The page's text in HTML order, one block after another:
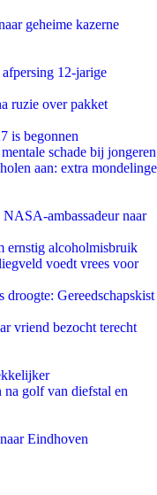
geheime kazerne
12-jarige
ruzie over pakket
is begonnen
schade bij jongeren
aan: extra mondelinge
ambassadeur naar
ernstig alcoholmisbruik
voedt vrees voor
droogte: Gereedschapskist
vriend bezocht terecht
golf van diefstal en
Eindhoven